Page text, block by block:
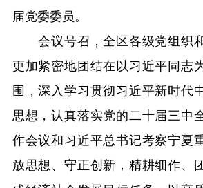
届党委委员。
会议号召，全区各级党组织
更加紧密地团结在以习近平同志
围，深入学习贯彻习近平新时代
思想，认真落实党的二十届三中
作会议和习近平总书记考察宁夏
放思想、守正创新，精耕细作、